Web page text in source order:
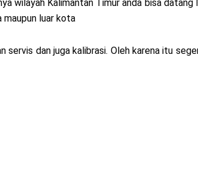
wilayah Kalimantan Timur anda bisa
maupun luar kota
servis dan juga kalibrasi. Oleh karena itu